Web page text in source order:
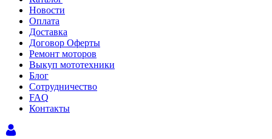
Новости
Оплата
Доставка
Договор Оферты
Ремонт моторов
Выкуп мототехники
Блог
Сотрудничество
FAQ
Контакты